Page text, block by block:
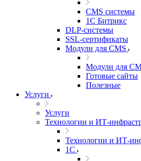
CMS системы
1С Битрикс
DLP‑системы
SSL-сертификаты
Модули для CMS
Модули для
Готовые сайты
Полезные
Услуги
Услуги
Технологии и ИТ-
Технологии и ИТ-
1С